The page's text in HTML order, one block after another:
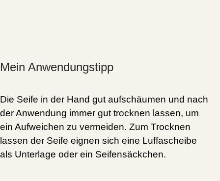
Mein Anwendungstipp
Die Seife in der Hand gut aufschäumen und nach
der Anwendung immer gut trocknen lassen, um
ein Aufweichen zu vermeiden. Zum Trocknen
lassen der Seife eignen sich eine Luffascheibe
als Unterlage oder ein Seifensäckchen.